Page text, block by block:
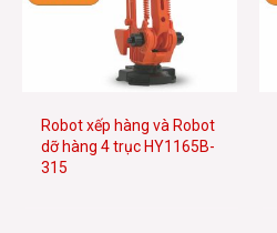
Robot xếp hàng và Robot
dỡ hàng 4 trục HY1165B-
315